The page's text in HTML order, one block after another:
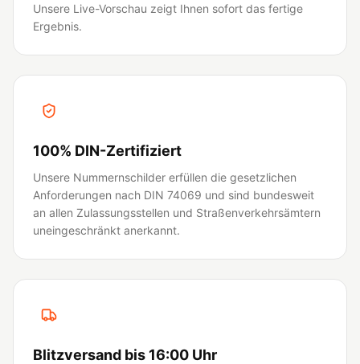
Unsere Live-Vorschau zeigt Ihnen sofort das fertige
Ergebnis.
100% DIN-Zertifiziert
Unsere Nummernschilder erfüllen die gesetzlichen
Anforderungen nach DIN 74069 und sind bundesweit
an allen Zulassungsstellen und Straßenverkehrsämtern
uneingeschränkt anerkannt.
Blitzversand bis 16:00 Uhr